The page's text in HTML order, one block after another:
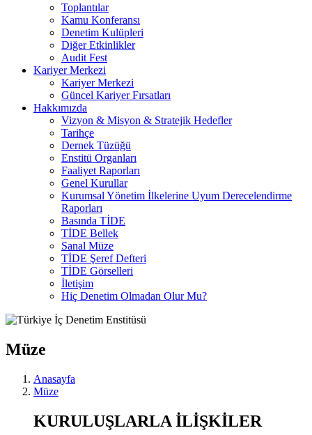
Toplantılar
Kamu Konferansı
Denetim Kulüpleri
Diğer Etkinlikler
Audit Fest
Kariyer Merkezi
Kariyer Merkezi
Güncel Kariyer Fırsatları
Hakkımızda
Vizyon & Misyon & Stratejik Hedefler
Tarihçe
Dernek Tüzüğü
Enstitü Organları
Faaliyet Raporları
Genel Kurullar
Kurumsal Yönetim İlkelerine Uyum Derecelendirme
Raporları
Basında TİDE
TİDE Bellek
Sanal Müze
TİDE Şeref Defteri
TİDE Görselleri
İletişim
Hiç Denetim Olmadan Olur Mu?
Müze
Anasayfa
Müze
KURULUŞLARLA İLİŞKİLER